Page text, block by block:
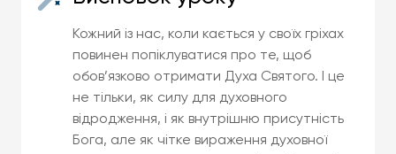
Кожний із нас, коли кається у своїх гріхах
повинен попіклуватися про те, щоб
обов’язково отримати Духа Святого. І це
не тільки, як силу для духовного
відродження, і як внутрішню присутність
Бога, але як чітке вираження духовної